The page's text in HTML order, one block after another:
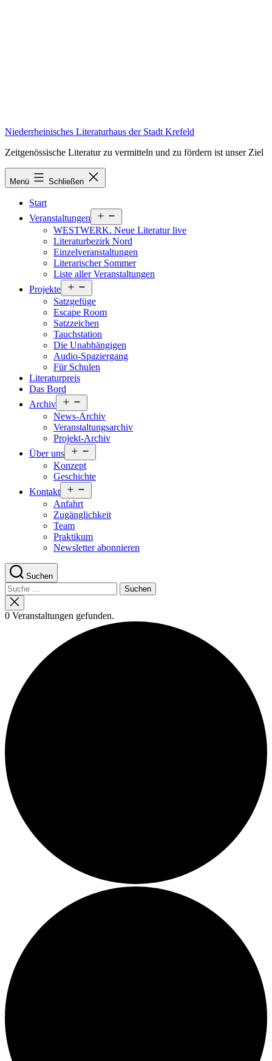
Niederrheinisches Literaturhaus der Stadt Krefeld
Zeitgenössische Literatur zu vermitteln und zu fördern ist unser Ziel
Menü Schließen
Start
Veranstaltungen
öffnen
WESTWERK. Neue Literatur live
Literaturbezirk Nord
Einzelveranstaltungen
Literarischer Sommer
Liste aller Veranstaltungen
Projekte
öffnen
Satzgefüge
Escape Room
Satzzeichen
Tauchstation
Die Unabhängigen
Audio-Spaziergang
Für Schulen
Literaturpreis
Das Bord
Archiv
öffnen
News-Archiv
Veranstaltungsarchiv
Projekt-Archiv
Über uns
öffnen
Konzept
Geschichte
Kontakt
öffnen
Anfahrt
Zugänglichkeit
Team
Praktikum
Newsletter abonnieren
Suchen
Suche
nach:
Suche
schließen
0 Veranstaltungen gefunden.